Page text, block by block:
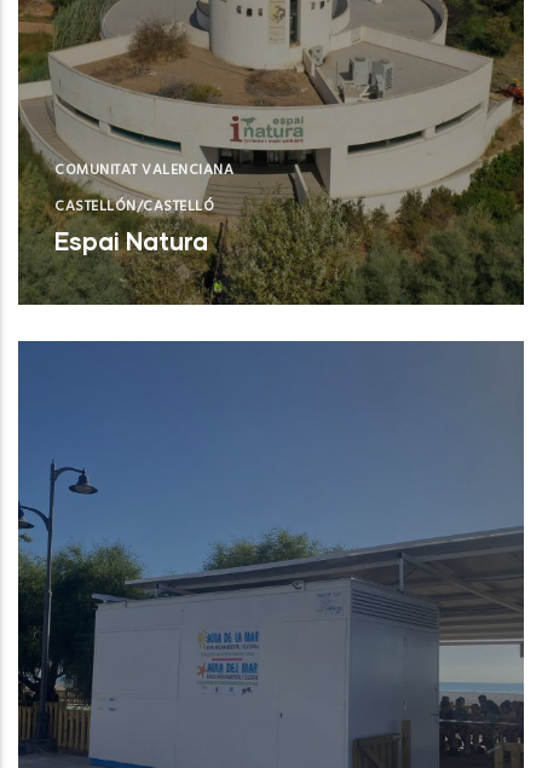
COMUNITAT VALENCIANA
CASTELLÓN/CASTELLÓ
Espai Natura
Torreblanca (Castelló/Castellón)